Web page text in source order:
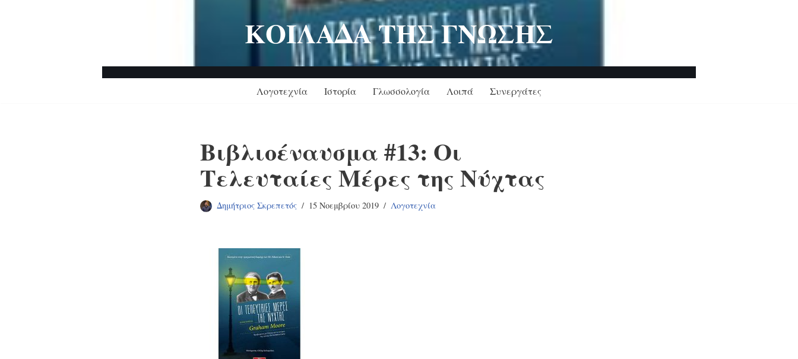
ΚΟΙΛΑΔΑ ΤΗΣ ΓΝΩΣΗΣ
Λογοτεχνία Ιστορία Γλωσσολογία Λοιπά Συνεργάτες
Βιβλιοέναυσμα #13: Οι
Τελευταίες Μέρες της Νύχτας
Δημήτριος Σκρεπετός 15 Νοεμβρίου 2019 Λογοτεχνία